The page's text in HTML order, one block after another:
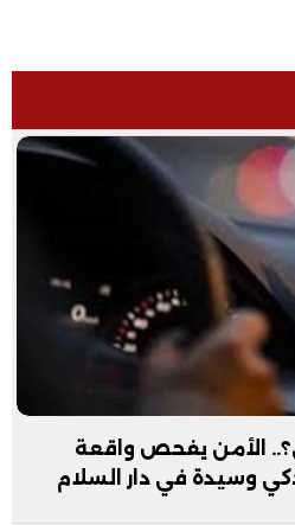
الأمن يفحص واقعة
وسيدة في دار السلام